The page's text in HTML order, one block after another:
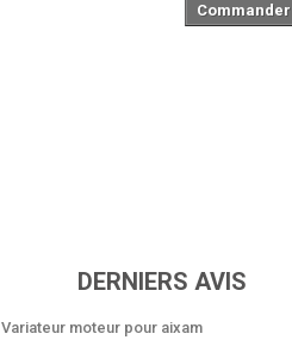
Commander
DERNIERS AVIS
Variateur moteur pour aixam